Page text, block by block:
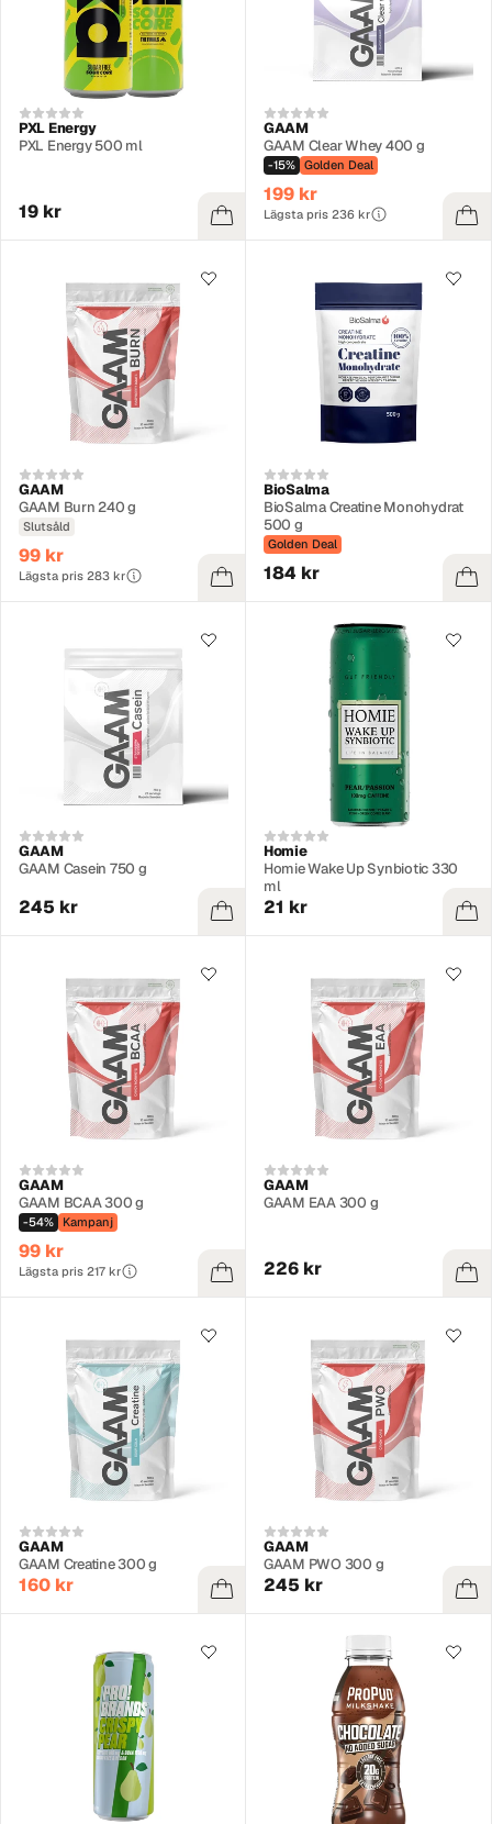
PXL Energy
PXL Energy 500 ml
19 kr
GAAM
GAAM Clear Whey 400 g
-15% Golden Deal
199 kr
Lägsta pris 236 kr
GAAM
GAAM Burn 240 g
Slutsåld
99 kr
Lägsta pris 283 kr
BioSalma
BioSalma Creatine Monohydrat
500 g
Golden Deal
184 kr
GAAM
GAAM Casein 750 g
245 kr
Homie
Homie Wake Up Synbiotic 330
ml
21 kr
GAAM
GAAM BCAA 300 g
-54% Kampanj
99 kr
Lägsta pris 217 kr
GAAM
GAAM EAA 300 g
226 kr
GAAM
GAAM Creatine 300 g
160 kr
GAAM
GAAM PWO 300 g
245 kr